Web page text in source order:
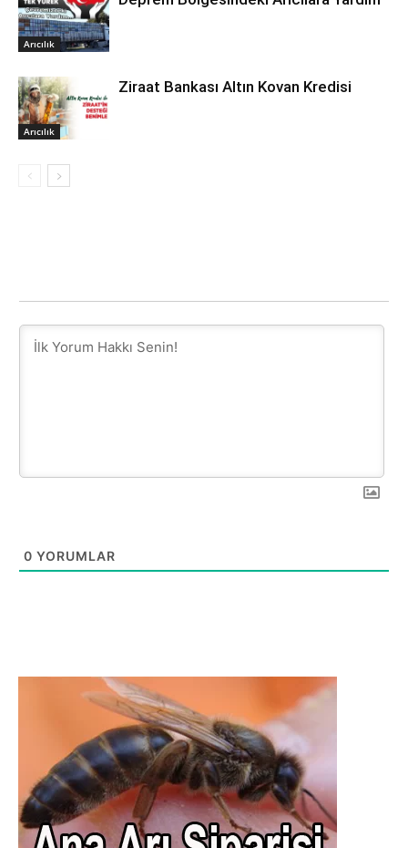
Arıcılık
Arıcılık
Ziraat Bankası Altın Kovan Kredisi
0 YORUMLAR